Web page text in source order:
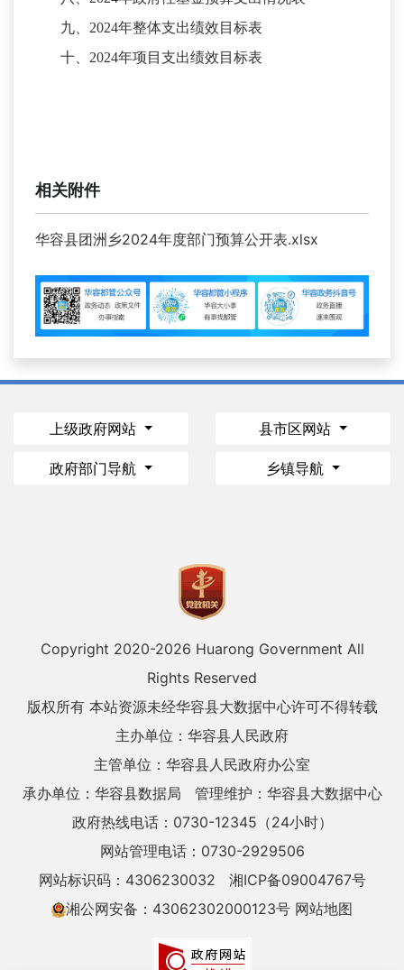
九、 2024年整体支出绩效目标表
十、 2024年项目支出绩效目标表
相关附件
华容县团洲乡2024年度部门预算公开表.xlsx
上级政府网站 县市区网站
政府部门导航 乡镇导航
Copyright 2020-2026 Huarong Government All
Rights Reserved
版权所有 本站资源未经华容县大数据中心许可不得转载
主办单位：华容县人民政府
主管单位：华容县人民政府办公室
承办单位：华容县数据局
管理维护：华容县大数据中心
政府热线电话：0730-12345（24小时）
网站管理电话：0730-2929506
网站标识码：4306230032
湘ICP备09004767号
湘公网安备：43062302000123号 网站地图